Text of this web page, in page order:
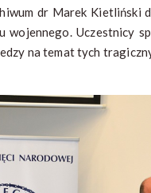
dr Marek Kietliński
Uczestnicy
na temat tych